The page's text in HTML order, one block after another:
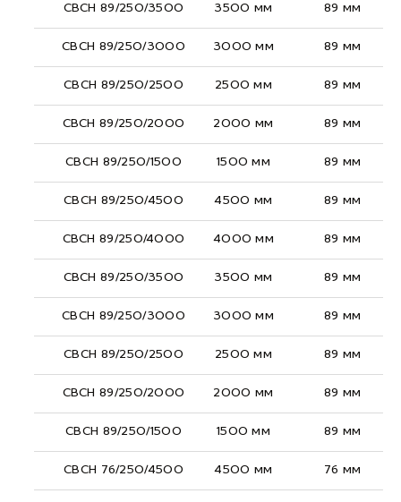
СВСН 89/250/3500 3500 мм 89 мм
СВСН 89/250/3000 3000 мм 89 мм
СВСН 89/250/2500 2500 мм 89 мм
СВСН 89/250/2000 2000 мм 89 мм
СВСН 89/250/1500 1500 мм 89 мм
СВСН 89/250/4500 4500 мм 89 мм
СВСН 89/250/4000 4000 мм 89 мм
СВСН 89/250/3500 3500 мм 89 мм
СВСН 89/250/3000 3000 мм 89 мм
СВСН 89/250/2500 2500 мм 89 мм
СВСН 89/250/2000 2000 мм 89 мм
СВСН 89/250/1500 1500 мм 89 мм
СВСН 76/250/4500 4500 мм 76 мм